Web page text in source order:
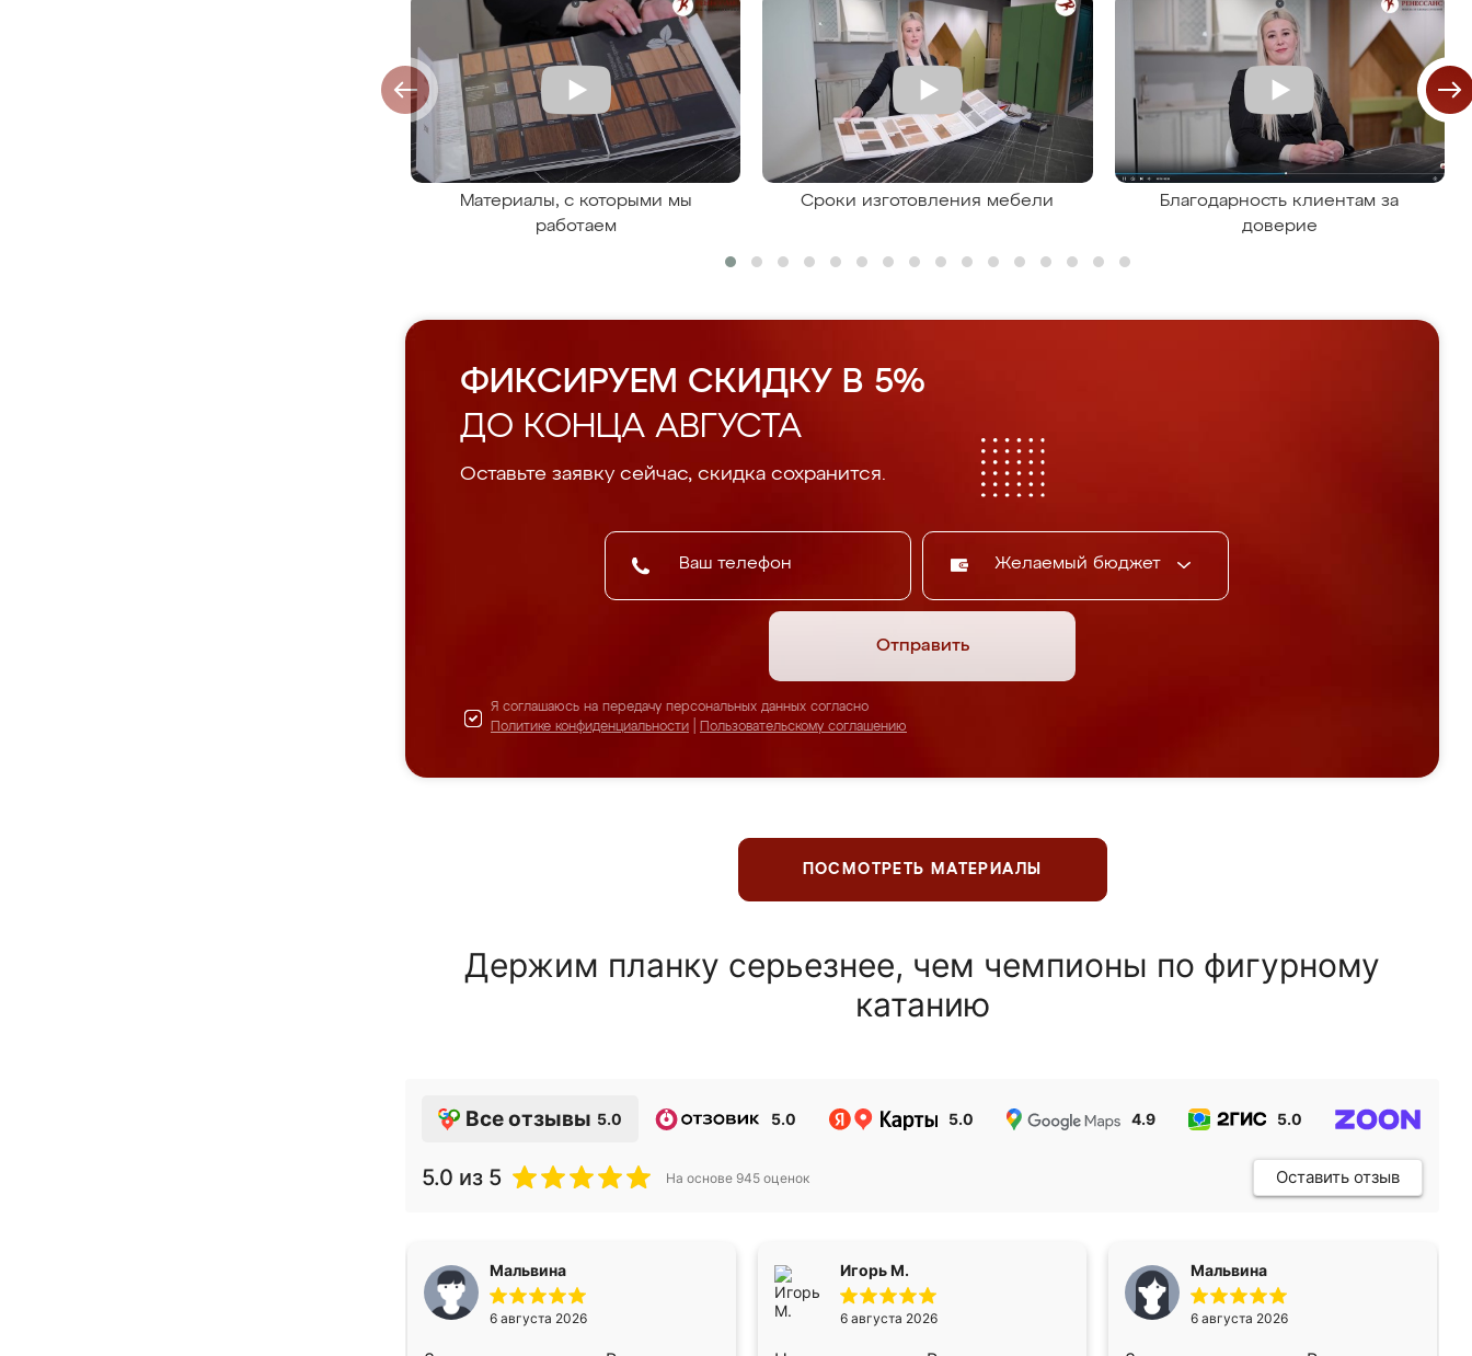
Материалы, с которыми мы
работаем
Сроки изготовления мебели
Благодарность клиентам за
доверие
ФИКСИРУЕМ СКИДКУ В 5%
ДО КОНЦА АВГУСТА
Оставьте заявку сейчас, скидка сохранится.
Желаемый бюджет
Отправить
Я соглашаюсь на передачу персональных данных согласно
Политике конфиденциальности
Пользовательскому соглашению
ПОСМОТРЕТЬ МАТЕРИАЛЫ
Держим планку серьезнее, чем чемпионы по фигурному
катанию
Все отзывы 5.0 5.0 5.0 4.9 5.0
5.0 из 5 На основе 945 оценок Оставить отзыв
Мальвина
6 августа 2026
Игорь М.
6 августа 2026
Мальвина
6 августа 2026